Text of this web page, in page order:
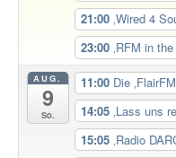
21:00 ‚Wired 4
23:00 ‚RFM in
AUG.
9
So.
11:00 Die
14:05 ‚Lass uns
15:05 ‚Radio